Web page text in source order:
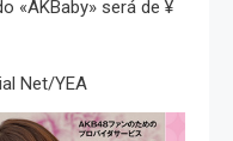
«AKBaby» será de ¥
Net/YEA